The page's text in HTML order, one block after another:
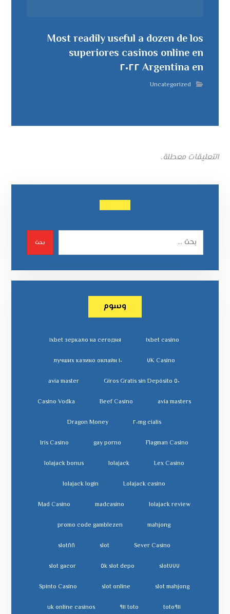
Most readily useful a dozen de los
superiores casinos online en
Argentina en ٢٠٢٢
Uncategorized
التعليقات معطلة.
بحث
وسوم
١xbet casino ١xbet зеркало на сегодня
٧K Casino ١٠ лучших казино онлайн
٥٠ Giros Gratis sin Depósito avia master
avia masters
Beef Casino
Casino Vodka
cialis ٢٠mg Dragon Money
Flagman Casino
gay porno
Iris Casino
Lex Casino
lolajack
lolajack bonus
Lolajack casino
lolajack login
lolajack review
madcasino
Mad Casino
mahjong
promo code gamblezen
Sever Casino
slot slot٨٨
slot٧٧٧ slot depo ٥k slot gacor
slot mahjong
slot online
Spinto Casino
toto٩١١ toto ٩١١ uk online casinos